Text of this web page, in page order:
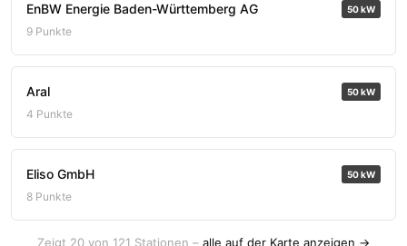
EnBW Energie Baden-Württemberg AG 50 kW
9 Punkte
Aral 50 kW
4 Punkte
Eliso GmbH 50 kW
8 Punkte
Zeigt 20 von 121 Stationen – alle auf der Karte anzeigen →